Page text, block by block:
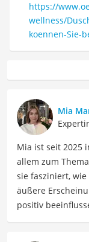
https://
wellness/
koennen-Sie-
Mia
Mia ist seit 2025
allem zum
sie fasziniert,
äußere
positiv